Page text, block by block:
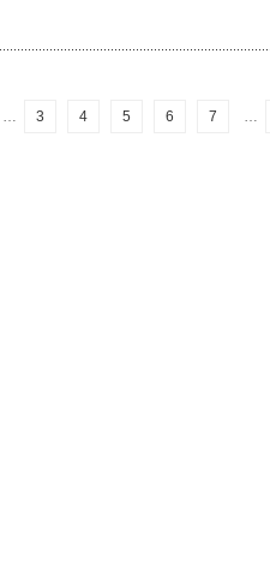
… 3 4 5 6 7 …